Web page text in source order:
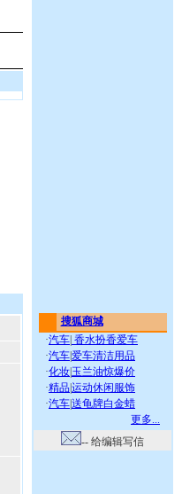
搜狐商城
·汽车 香水扮香爱车
·汽车爱车清洁用品
·化妆 玉兰油惊爆价
·精品运动休闲服饰
·汽车送龟牌白金蜡
更多...
-- 给编辑写信